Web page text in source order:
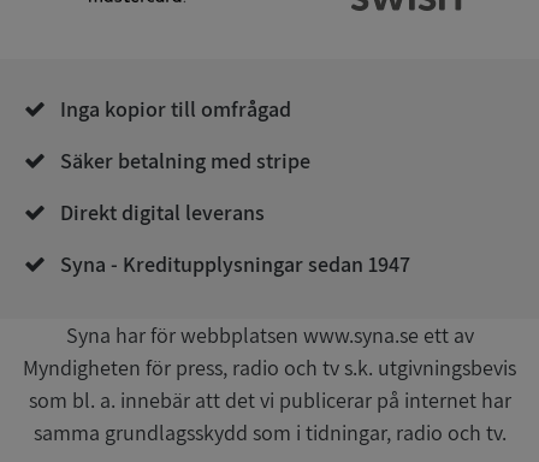
Inga kopior till omfrågad
Säker betalning med stripe
Direkt digital leverans
Syna - Kreditupplysningar sedan 1947
Syna har för webbplatsen www.syna.se ett av
Myndigheten för press, radio och tv s.k. utgivningsbevis
som bl. a. innebär att det vi publicerar på internet har
samma grundlagsskydd som i tidningar, radio och tv.
Inriktning
kärnwebbplatsfunktioner som användarinloggning
och kontohantering. Webbplatsen kan inte
Namn
__RequestVerificationToken
Microsoft
Corporation